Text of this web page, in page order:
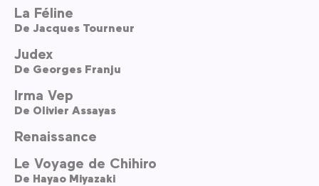
La Féline
De Jacques Tourneur
Judex
De Georges Franju
Irma Vep
De Olivier Assayas
Renaissance
Le Voyage de Chihiro
De Hayao Miyazaki